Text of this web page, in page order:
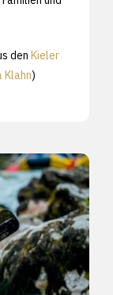
den Kieler
Klahn)